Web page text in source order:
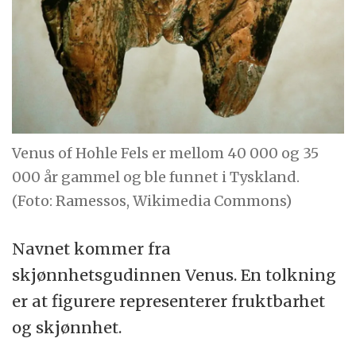
Venus of Hohle Fels er mellom 40 000 og 35
000 år gammel og ble funnet i Tyskland.
(Foto: Ramessos, Wikimedia Commons)
Navnet kommer fra
skjønnhetsgudinnen Venus. En tolkning
er at figurere representerer fruktbarhet
og skjønnhet.